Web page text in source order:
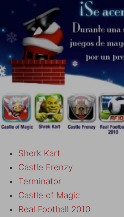
Sherk Kart
Castle Frenzy
Terminator
Castle of Magic
Real Football 2010